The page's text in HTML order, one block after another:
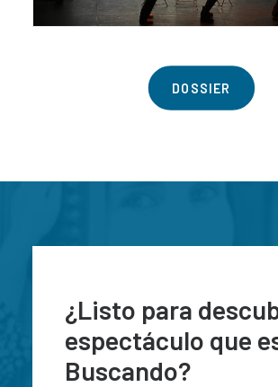
DOSSIER
¿Listo para
espectáculo que
Buscando?